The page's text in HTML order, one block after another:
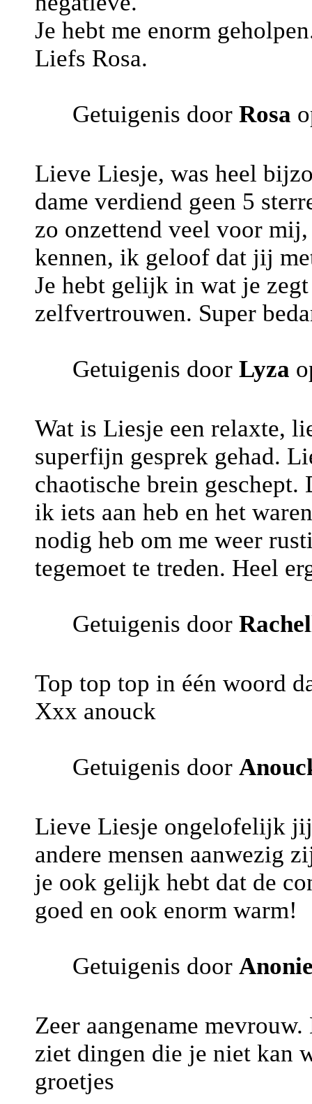
Je hebt me enorm
Liefs Rosa.
Getuigenis door Rosa
Lieve Liesje, was heel
dame verdiend geen 5
zo onzettend veel voor
kennen, ik geloof dat jij
Je hebt gelijk in wat je
zelfvertrouwen. Super
Getuigenis door Lyza
Wat is Liesje een relaxte,
superfijn gesprek gehad.
chaotische brein
ik iets aan heb en het
nodig heb om me weer
tegemoet te treden. Heel
Getuigenis door
Top top top in één woord
Xxx anouck
Getuigenis door
Lieve Liesje ongelofelijk
andere mensen aanwezig
je ook gelijk hebt dat de
goed en ook enorm warm!
Getuigenis door
Zeer aangename
ziet dingen die je niet kan
groetjes